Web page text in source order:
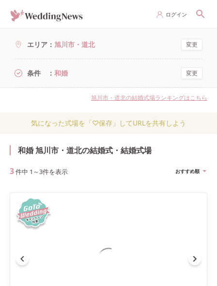
ログイン
エリア 旭川市・道北 変更
条件 和婚 変更
旭川市・道北の結婚式場ランキングはこちら
気になった式場を「♡保存」してURLを共有しよう
和婚 旭川市・道北の結婚式・結婚式場
3件中 1 ～3件を表示 おすすめ順